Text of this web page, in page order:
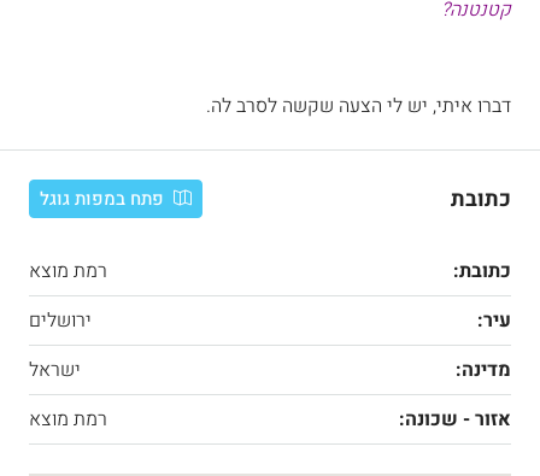
קטנטנה?
דברו איתי, יש לי הצעה שקשה לסרב לה.
כתובת פתח במפות גוגל
כתובת:
רמת מוצא
עיר:
ירושלים
מדינה:
ישראל
אזור - שכונה:
רמת מוצא